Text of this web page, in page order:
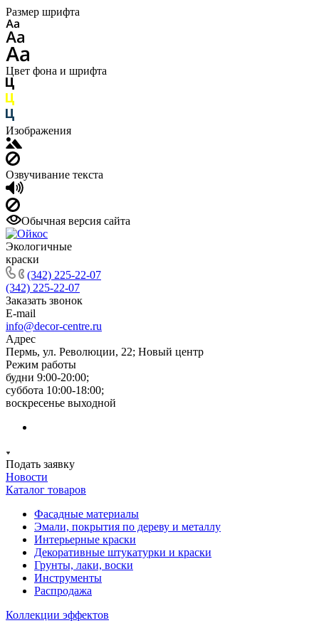
Размер шрифта
Цвет фона и шрифта
Изображения
Озвучивание текста
Обычная версия сайта
Экологичные
краски
(342) 225-22-07
(342) 225-22-07
Заказать звонок
E-mail
info@decor-centre.ru
Адрес
Пермь, ул. Революции, 22; Новый центр
Режим работы
будни 9:00-20:00;
суббота 10:00-18:00;
воскресенье выходной
Подать заявку
Новости
Каталог товаров
Фасадные материалы
Эмали, покрытия по дереву и металлу
Интерьерные краски
Декоративные штукатурки и краски
Грунты, лаки, воски
Инструменты
Распродажа
Коллекции эффектов